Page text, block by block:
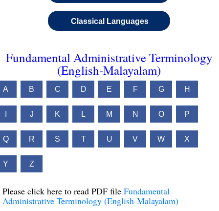
Classical Languages
Fundamental Administrative Terminology
(English-Malayalam)
A B C D E F G H
J K L M N O P
Q R S T U V W X
Y Z
Please click here to read PDF file Fundamental
Administrative Terminology (English-Malayalam)